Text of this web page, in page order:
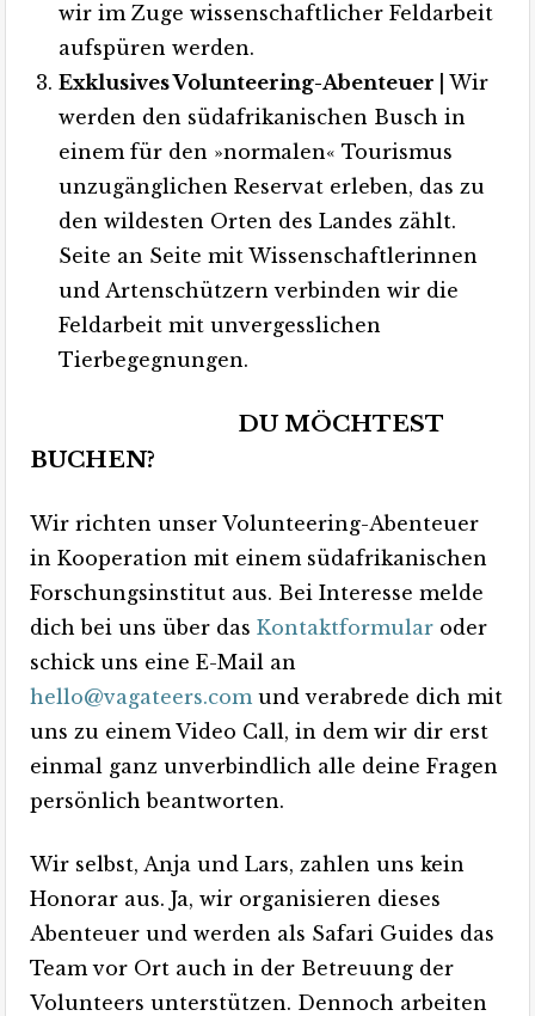
wir im Zuge wissenschaftlicher Feldarbeit
aufspüren werden.
Exklusives Volunteering-Abenteuer |
Wir
werden den südafrikanischen Busch in
einem für den »normalen« Tourismus
unzugänglichen Reservat erleben, das zu
den wildesten Orten des Landes zählt.
Seite an Seite mit Wissenschaftlerinnen
und Artenschützern verbinden wir die
Feldarbeit mit unvergesslichen
Tierbegegnungen.
DU MÖCHTEST
BUCHEN?
Wir richten unser Volunteering-Abenteuer
in Kooperation mit einem südafrikanischen
Forschungsinstitut aus. Bei Interesse melde
dich bei uns über dasKontaktformular oder
schick uns eine E-Mail an
hello@vagateers.com und verabrede dich mit
uns zu einem Video Call, in dem wir dir erst
einmal ganz unverbindlich alle deine Fragen
persönlich beantworten.
Wir selbst, Anja und Lars, zahlen uns kein
Honorar aus. Ja, wir organisieren dieses
Abenteuer und werden als Safari Guides das
Team vor Ort auch in der Betreuung der
Volunteers unterstützen. Dennoch arbeiten